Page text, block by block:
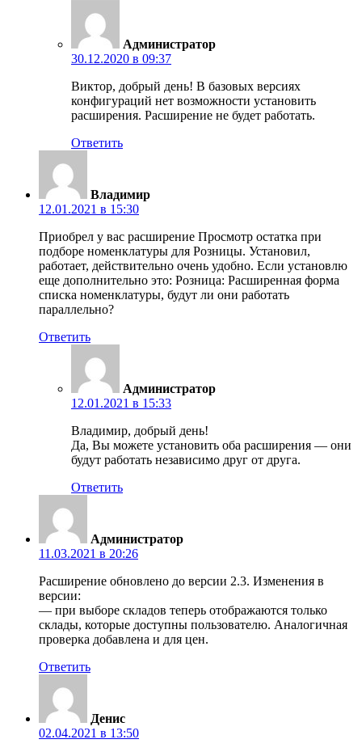
Администратор
30.12.2020 в 09:37
Виктор, добрый день! В базовых версиях
конфигураций нет возможности установить
расширения. Расширение не будет работать.
Ответить
Владимир
12.01.2021 в 15:30
Приобрел у вас расширение Просмотр остатка при
подборе номенклатуры для Розницы. Установил,
работает, действительно очень удобно. Если установлю
еще дополнительно это: Розница: Расширенная форма
списка номенклатуры, будут ли они работать
параллельно?
Ответить
Администратор
12.01.2021 в 15:33
Владимир, добрый день!
Да, Вы можете установить оба расширения — они
будут работать независимо друг от друга.
Ответить
Администратор
11.03.2021 в 20:26
Расширение обновлено до версии 2.3. Изменения в
версии:
— при выборе складов теперь отображаются только
склады, которые доступны пользователю. Аналогичная
проверка добавлена и для цен.
Ответить
Денис
02.04.2021 в 13:50